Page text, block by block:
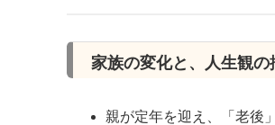
家族の変化と、人生観の
親が定年を迎え、「老後